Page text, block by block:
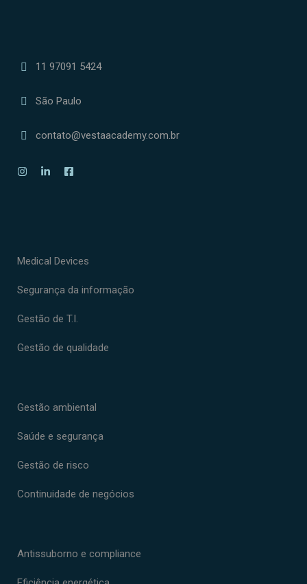
11 97091 5424
São Paulo
contato@vestaacademy.com.br
Medical Devices
Segurança da informação
Gestão de T.I.
Gestão de qualidade
Gestão ambiental
Saúde e segurança
Gestão de risco
Continuidade de negócios
Antissuborno e compliance